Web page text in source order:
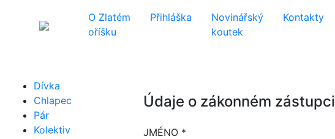
O Zlatém
oříšku
Přihláška
Novinářský
koutek
Kontakty
Dívka
Chlapec
Pár
Kolektiv
Údaje o zákonném zástupci
JMÉNO *